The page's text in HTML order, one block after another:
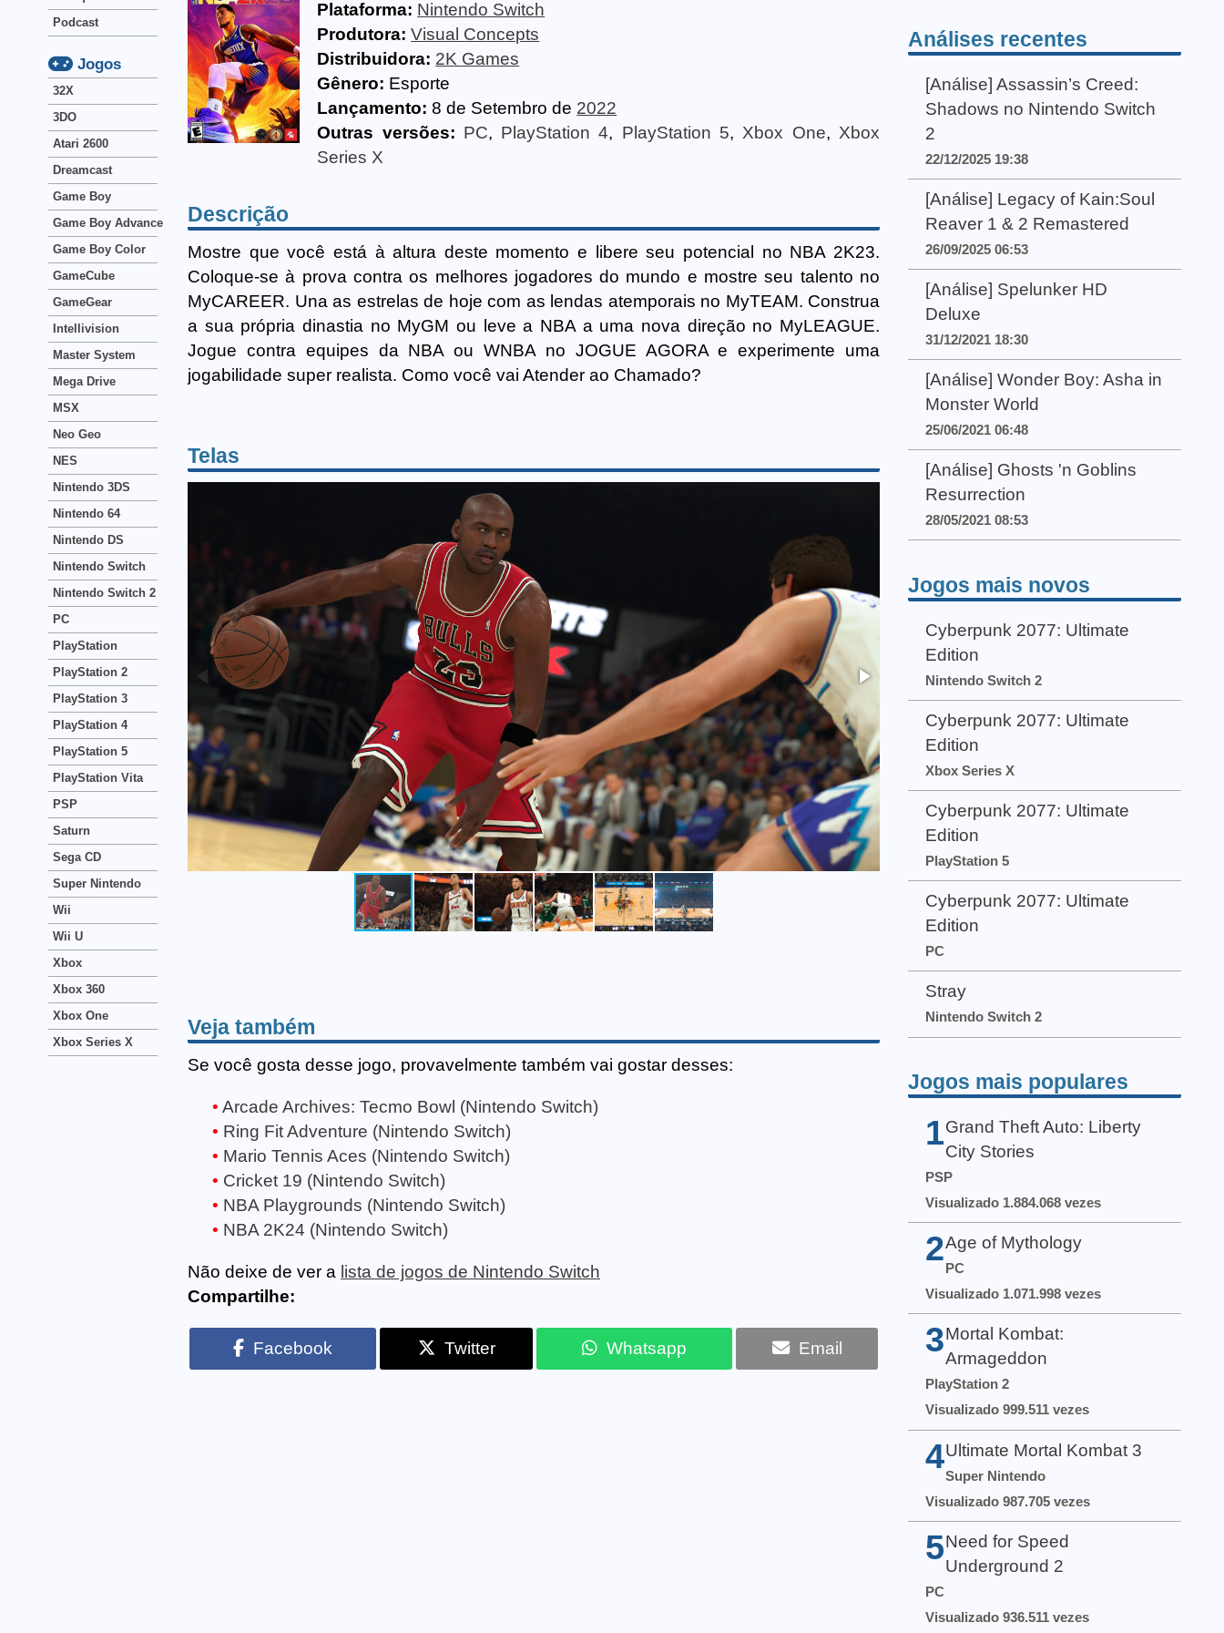
Plataforma: Nintendo Switch
Produtora: Visual Concepts
Distribuidora: 2K Games
Gênero: Esporte
Lançamento: 8 de Setembro de 2022
Outras versões: PC, PlayStation 4, PlayStation 5, Xbox One, Xbox
Series X
Descrição
Mostre que você está à altura deste momento e libere seu potencial no NBA 2K23.
Coloque-se à prova contra os melhores jogadores do mundo e mostre seu talento no
MyCAREER. Una as estrelas de hoje com as lendas atemporais no MyTEAM. Construa
a sua própria dinastia no MyGM ou leve a NBA a uma nova direção no MyLEAGUE.
Jogue contra equipes da NBA ou WNBA no JOGUE AGORA e experimente uma
jogabilidade super realista. Como você vai Atender ao Chamado?
Telas
Veja também
Se você gosta desse jogo, provavelmente também vai gostar desses:
Arcade Archives: Tecmo Bowl (Nintendo Switch)
Ring Fit Adventure (Nintendo Switch)
Mario Tennis Aces (Nintendo Switch)
Cricket 19 (Nintendo Switch)
NBA Playgrounds (Nintendo Switch)
NBA 2K24 (Nintendo Switch)
Não deixe de ver a lista de jogos de Nintendo Switch
Compartilhe:
Facebook Twitter Whatsapp Email
Podcast
Jogos
32X
3DO
Atari 2600
Dreamcast
Game Boy
Game Boy Advance
Game Boy Color
GameCube
GameGear
Intellivision
Master System
Mega Drive
MSX
Neo Geo
NES
Nintendo 3DS
Nintendo 64
Nintendo DS
Nintendo Switch
Nintendo Switch 2
PC
PlayStation
PlayStation 2
PlayStation 3
PlayStation 4
PlayStation 5
PlayStation Vita
PSP
Saturn
Sega CD
Super Nintendo
Wii
Wii U
Xbox
Xbox 360
Xbox One
Xbox Series X
Análises recentes
[Análise] Assassin’s Creed:
Shadows no Nintendo Switch
2
22/12/2025 19:38
[Análise] Legacy of Kain:Soul
Reaver 1 & 2 Remastered
26/09/2025 06:53
[Análise] Spelunker HD
Deluxe
31/12/2021 18:30
[Análise] Wonder Boy: Asha in
Monster World
25/06/2021 06:48
[Análise] Ghosts 'n Goblins
Resurrection
28/05/2021 08:53
Jogos mais novos
Cyberpunk 2077: Ultimate
Edition
Nintendo Switch 2
Cyberpunk 2077: Ultimate
Edition
Xbox Series X
Cyberpunk 2077: Ultimate
Edition
PlayStation 5
Cyberpunk 2077: Ultimate
Edition
PC
Stray
Nintendo Switch 2
Jogos mais populares
1 Grand Theft Auto: Liberty
City Stories
PSP
Visualizado 1.884.068 vezes
2Age of Mythology
PC
Visualizado 1.071.998 vezes
3 Mortal Kombat:
Armageddon
PlayStation 2
Visualizado 999.511 vezes
4 Ultimate Mortal Kombat 3
Super Nintendo
Visualizado 987.705 vezes
5 Need for Speed
Underground 2
PC
Visualizado 936.511 vezes